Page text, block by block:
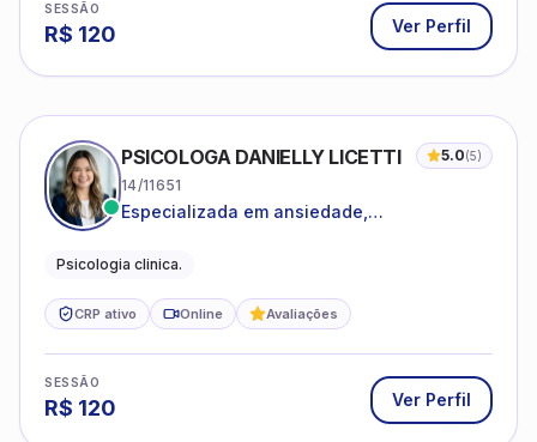
SESSÃO
R$ 120 Ver Perfil
PSICOLOGA DANIELLY LICETTI 5.0(5)
14/11651
Especializada em ansiedade,
Psicologia clinica.
CRP ativo Online Avaliações
SESSÃO
R$ 120 Ver Perfil